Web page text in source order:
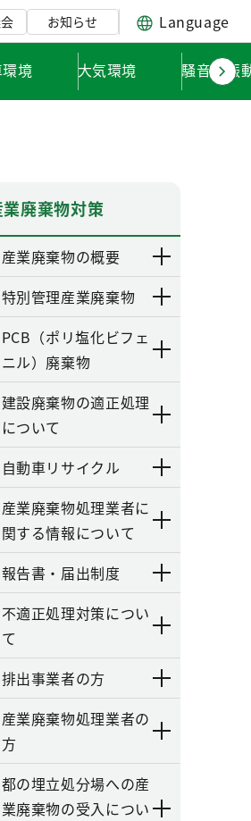
お知らせ Language
境 大気環境 騒音・振
業廃棄物対策
産業廃棄物の概要
特別管理産業廃棄物
PCB（ポリ塩化ビフェ
ニル）廃棄物
建設廃棄物の適正処理
について
自動車リサイクル
産業廃棄物処理業者に
関する情報について
報告書・届出制度
不適正処理対策につい
て
排出事業者の方
産業廃棄物処理業者の
方
都の埋立処分場への産
業廃棄物の受入につい